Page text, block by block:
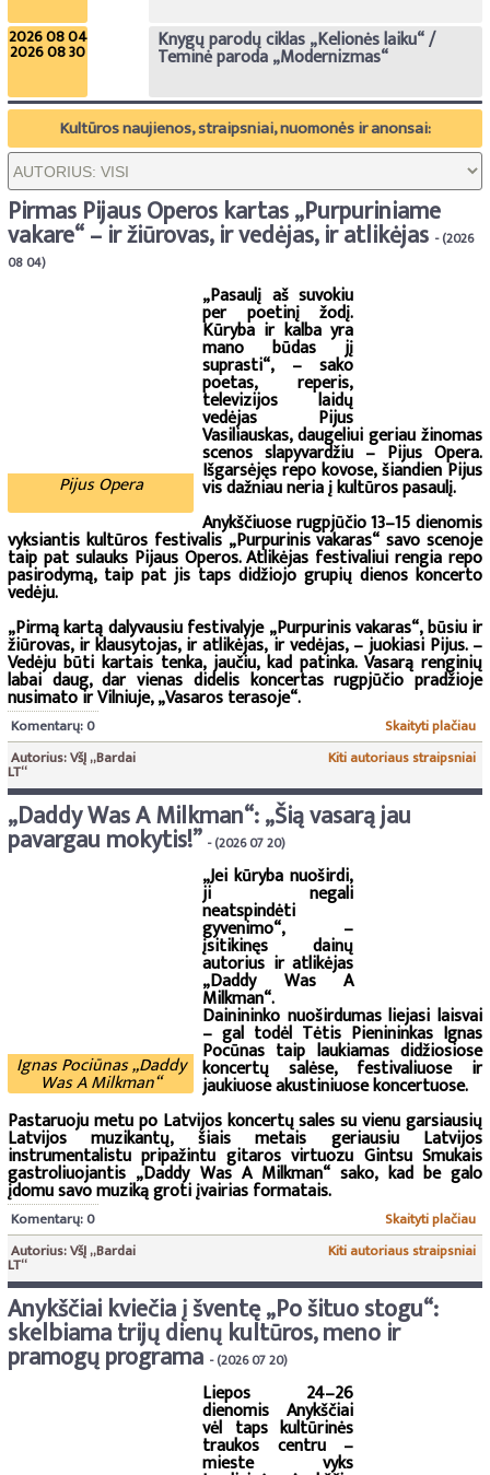
2026 08 04
2026 08 30 Knygų parodų ciklas „Kelionės laiku“ /
Teminė paroda „Modernizmas“
Kultūros naujienos, straipsniai, nuomonės ir anonsai:
Pirmas Pijaus Operos kartas „Purpuriniame
vakare“ – ir žiūrovas, ir vedėjas, ir atlikėjas - (2026
08 04)
Pijus Opera
„Pasaulį aš suvokiu
per poetinį žodį.
Kūryba ir kalba yra
mano būdas jį
suprasti“, – sako
poetas, reperis,
televizijos laidų
vedėjas Pijus
Vasiliauskas, daugeliui geriau žinomas
scenos slapyvardžiu – Pijus Opera.
Išgarsėjęs repo kovose, šiandien Pijus
vis dažniau neria į kultūros pasaulį.
Anykščiuose rugpjūčio 13–15 dienomis
vyksiantis kultūros festivalis „Purpurinis vakaras“ savo scenoje
taip pat sulauks Pijaus Operos. Atlikėjas festivaliui rengia repo
pasirodymą, taip pat jis taps didžiojo grupių dienos koncerto
vedėju.
„Pirmą kartą dalyvausiu festivalyje „Purpurinis vakaras“, būsiu ir
žiūrovas, ir klausytojas, ir atlikėjas, ir vedėjas, – juokiasi Pijus. –
Vedėju būti kartais tenka, jaučiu, kad patinka. Vasarą renginių
labai daug, dar vienas didelis koncertas rugpjūčio pradžioje
nusimato ir Vilniuje, „Vasaros terasoje“.
Skaityti plačiau
Komentarų: 0
Kiti autoriaus straipsniai
Autorius: VšĮ „Bardai
LT“
„Daddy Was A Milkman“: „Šią vasarą jau
pavargau mokytis!” - (2026 07 20)
Ignas Pociūnas „Daddy
Was A Milkman“
„Jei kūryba nuoširdi,
ji negali
neatspindėti
gyvenimo“, –
įsitikinęs dainų
autorius ir atlikėjas
„Daddy Was A
Milkman“.
Dainininko nuoširdumas liejasi laisvai
– gal todėl Tėtis Pienininkas Ignas
Pocūnas taip laukiamas didžiosiose
koncertų salėse, festivaliuose ir
jaukiuose akustiniuose koncertuose.
Pastaruoju metu po Latvijos koncertų sales su vienu garsiausių
Latvijos muzikantų, šiais metais geriausiu Latvijos
instrumentalistu pripažintu gitaros virtuozu Gintsu Smukais
gastroliuojantis „Daddy Was A Milkman“ sako, kad be galo
įdomu savo muziką groti įvairias formatais.
Skaityti plačiau
Komentarų: 0
Kiti autoriaus straipsniai
Autorius: VšĮ „Bardai
LT“
Anykščiai kviečia į šventę „Po šituo stogu“:
skelbiama trijų dienų kultūros, meno ir
pramogų programa - (2026 07 20)
Liepos 24–26
dienomis Anykščiai
vėl taps kultūrinės
traukos centru –
mieste vyks